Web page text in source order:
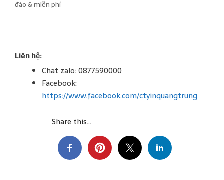
đáo & miễn phí
Liên hệ:
Chat zalo: 0877590000
Facebook:
https://www.facebook.com/ctyinquangtrung
Share this...